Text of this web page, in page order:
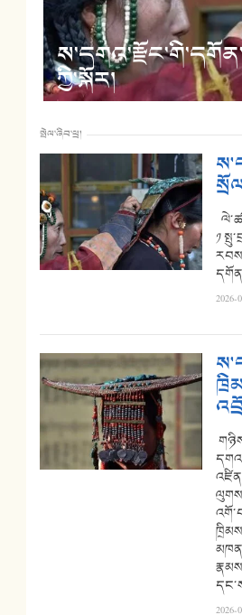
ཀྱི་སྐོར།
སྤེལ་ཞིབ་ཕྲ།
༡
2026-
2026-